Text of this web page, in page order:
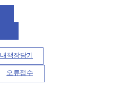
내책장담기
오류접수